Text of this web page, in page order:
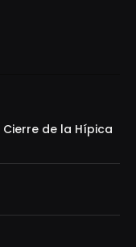
Cierre de la Hípica